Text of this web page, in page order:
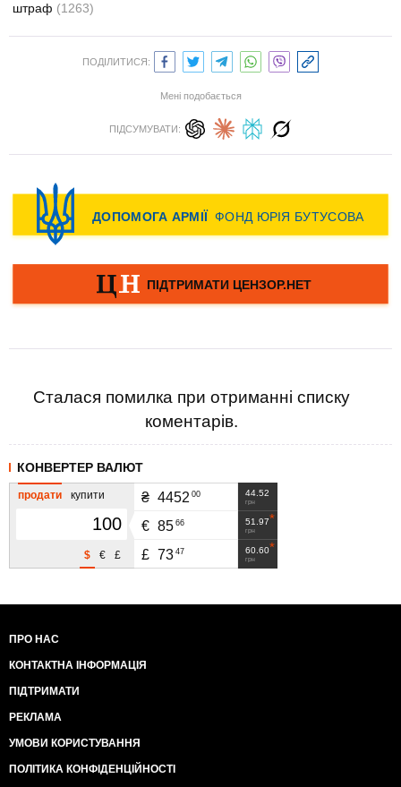
штраф (1263)
ПОДІЛИТИСЯ:
Мені подобається
ПІДСУМУВАТИ:
Сталася помилка при отриманні списку
коментарів.
КОНВЕРТЕР ВАЛЮТ
продати купити
£
€
$
44.52
грн
₴ 4452 00
51.97
грн
€ 85 66
60.60
грн
£ 73 47
ПРО НАС
КОНТАКТНА ІНФОРМАЦІЯ
ПІДТРИМАТИ
РЕКЛАМА
УМОВИ КОРИСТУВАННЯ
ПОЛІТИКА КОНФІДЕНЦІЙНОСТІ